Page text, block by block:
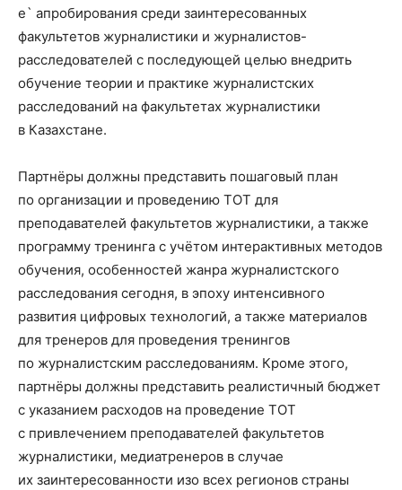
е` апробирования среди заинтересованных
факультетов журналистики и журналистов-
расследователей c последующей целью внедрить
обучение теории и практике журналистских
расследований на факультетах журналистики
в Казахстане.
Партнёры должны представить пошаговый план
по организации и проведению ТОТ для
преподавателей факультетов журналистики, а также
программу тренинга с учётом интерактивных методов
обучения, особенностей жанра журналистского
расследования сегодня, в эпоху интенсивного
развития цифровых технологий, а также материалов
для тренеров для проведения тренингов
по журналистским расследованиям. Кроме этого,
партнёры должны представить реалистичный бюджет
с указанием расходов на проведение ТОТ
с привлечением преподавателей факультетов
журналистики, медиатренеров в случае
их заинтересованности изо всех регионов страны